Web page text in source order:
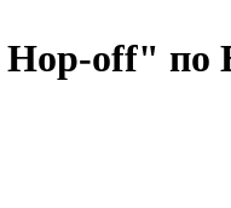
off" по